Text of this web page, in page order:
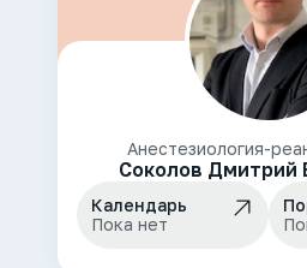
Анестезиология-
Соколов Дмитрий
Календарь
Пока нет